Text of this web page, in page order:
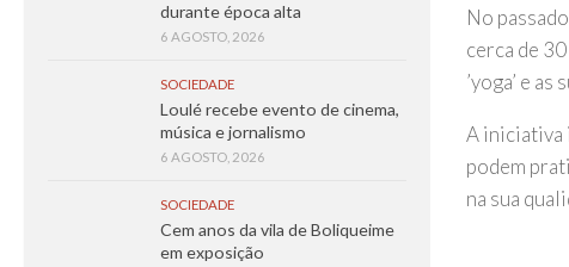
No
cerca de
’yoga’ e
A iniciativa
podem
na sua
durante época alta
6 AGOSTO, 2026
SOCIEDADE
Loulé recebe evento de cinema,
música e jornalismo
6 AGOSTO, 2026
SOCIEDADE
Cem anos da vila de Boliqueime
em exposição